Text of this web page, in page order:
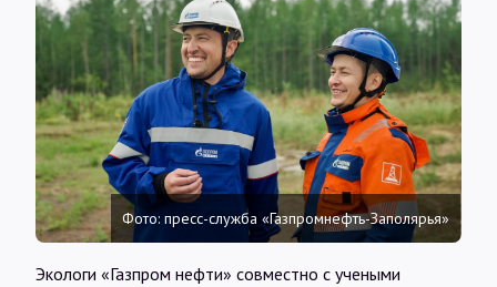
Обзоры
Интервью
Карты
О нас
Фото: пресс-служба «Газпромнефть-Заполярья»
Экологи «Газпром нефти» совместно с учеными